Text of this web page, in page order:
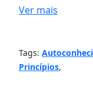
Ver mais
Tags:
Princípios,